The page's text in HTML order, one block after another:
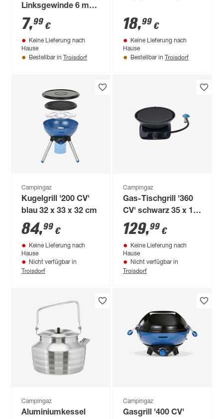
Linksgewinde 6 mm
(1/4")
7,99 €
Keine Lieferung nach
Hause
Bestellbar in Troisdorf
18,99 €
Keine Lieferung nach
Hause
Bestellbar in Troisdorf
Campingaz
Kugelgrill '200 CV'
blau 32 x 33 x 32 cm
84,99 €
Keine Lieferung nach
Hause
Nicht verfügbar in
Troisdorf
Campingaz
Gas-Tischgrill '360
CV' schwarz 35 x 16
x 35 cm
129,99 €
Keine Lieferung nach
Hause
Nicht verfügbar in
Troisdorf
Campingaz
Aluminiumkessel
Campingaz
Gasgrill '400 CV'